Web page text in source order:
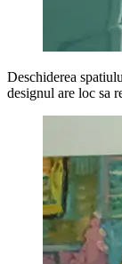
Deschiderea
designul are loc sa